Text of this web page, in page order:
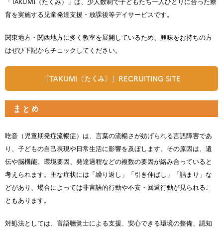
育を実施する児童発達支援・放課後等デイサービスです。
関東地方・関西地方に多く教室を展開しているため、興味をお持ちの方
はぜひ下記からチェックしてください。
「TAKUMI（たくみ）」RECRUITING SITE
まとめ
吃音（児童期発症流暢症）は、言葉の流暢さが妨げられる言語障害であ
り、子どもの自己表現や日常生活に影響を及ぼします。その原因は、遺
伝や脳機能、環境要因、発達過程などの複数の要因が絡み合っていると
考えられます。主な症状には「繰り返し」「引き伸ばし」「詰まり」な
どがあり、場合によっては非言語的行動や不安・回避行動が見られるこ
ともあります。
対処法としては、言語聴覚士による支援、安心できる環境の整備、認知